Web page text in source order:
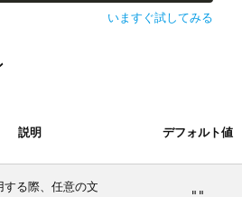
いますぐ試してみる
説明 デフォルト値
する際、任意の文